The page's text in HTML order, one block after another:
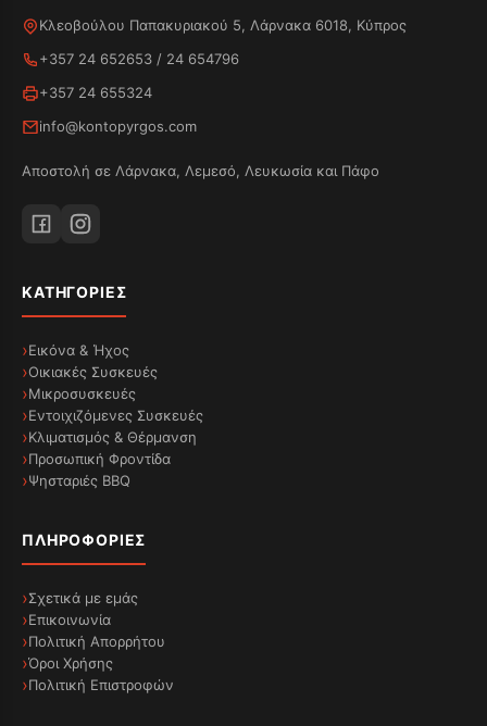
Κλεοβούλου Παπακυριακού 5, Λάρνακα 6018, Κύπρος
+357 24 652653 / 24 654796
+357 24 655324
info@kontopyrgos.com
Αποστολή σε Λάρνακα, Λεμεσό, Λευκωσία και Πάφο
ΚΑΤΗΓΟΡΊΕΣ
Εικόνα & Ήχος
Οικιακές Συσκευές
Μικροσυσκευές
Εντοιχιζόμενες Συσκευές
Κλιματισμός & Θέρμανση
Προσωπική Φροντίδα
Ψησταριές BBQ
ΠΛΗΡΟΦΟΡΊΕΣ
Σχετικά με εμάς
Επικοινωνία
Πολιτική Απορρήτου
Όροι Χρήσης
Πολιτική Επιστροφών